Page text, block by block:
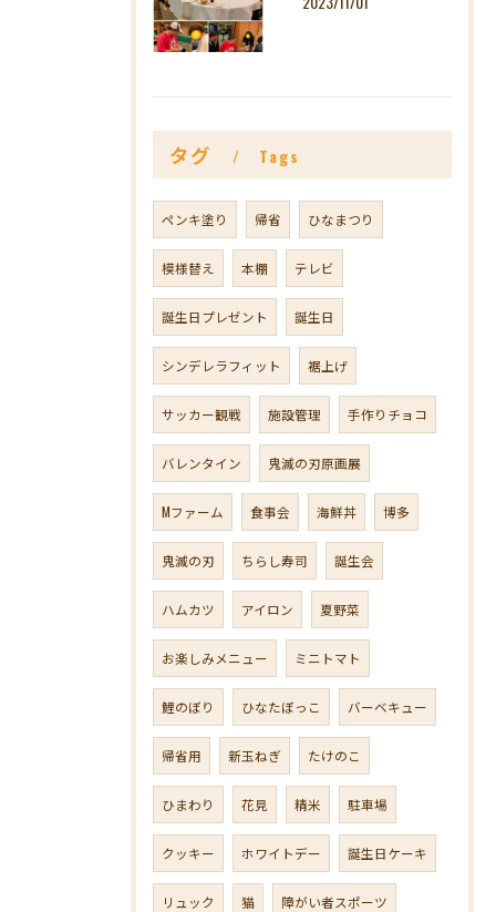
タグ Tags
ペンキ塗り 帰省 ひなまつり
模様替え 本棚 テレビ
誕生日プレゼント 誕生日
シンデレラフィット 裾上げ
サッカー観戦 施設管理 手作りチョコ
バレンタイン 鬼滅の刃原画展
Mファーム 食事会 海鮮丼 博多
鬼滅の刃 ちらし寿司 誕生会
ハムカツ アイロン 夏野菜
お楽しみメニュー ミニトマト
鯉のぼり ひなたぼっこ バーベキュー
帰省用 新玉ねぎ たけのこ
ひまわり 花見 精米 駐車場
クッキー ホワイトデー 誕生日ケーキ
リュック 猫 障がい者スポーツ